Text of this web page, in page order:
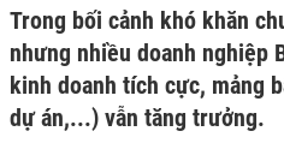
Trong bối cảnh khó khăn
nhưng nhiều doanh nghiệp
kinh doanh tích cực, mảng
dự án,...) vẫn tăng trưởng.